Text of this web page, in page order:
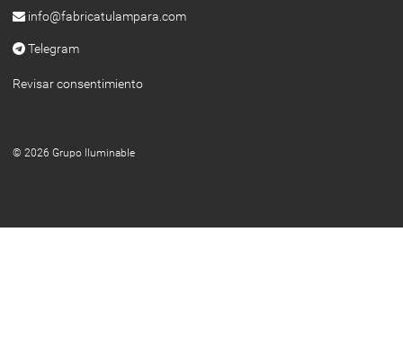
info@fabricatulampara.com
Telegram
Revisar consentimiento
© 2026 Grupo Iluminable